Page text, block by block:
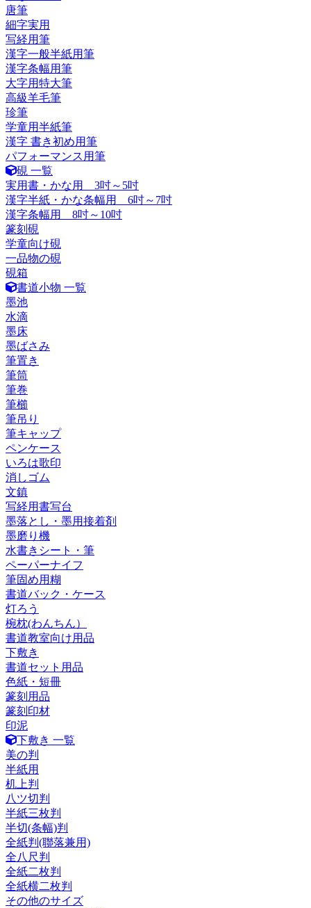
唐筆
細字実用
写経用筆
漢字一般半紙用筆
漢字条幅用筆
大字用特大筆
高級羊毛筆
珍筆
学童用半紙筆
漢字 書き初め用筆
パフォーマンス用筆
硯 一覧
実用書・かな用 3吋～5吋
漢字半紙・かな条幅用 6吋～7吋
漢字条幅用 8吋～10吋
篆刻硯
学童向け硯
一品物の硯
硯箱
書道小物 一覧
墨池
水滴
墨床
墨ばさみ
筆置き
筆筒
筆巻
筆櫛
筆吊り
筆キャップ
ペンケース
いろは歌印
消しゴム
文鎮
写経用書写台
墨落とし・墨用接着剤
墨磨り機
水書きシート・筆
ペーパーナイフ
筆固め用糊
書道バック・ケース
灯ろう
椀枕(わんちん）
書道教室向け用品
下敷き
書道セット用品
色紙・短冊
篆刻用品
篆刻印材
印泥
下敷き 一覧
美の判
半紙用
机上判
八ツ切判
半紙三枚判
半切(条幅)判
全紙判(聯落兼用)
全八尺判
全紙二枚判
全紙横二枚判
その他のサイズ